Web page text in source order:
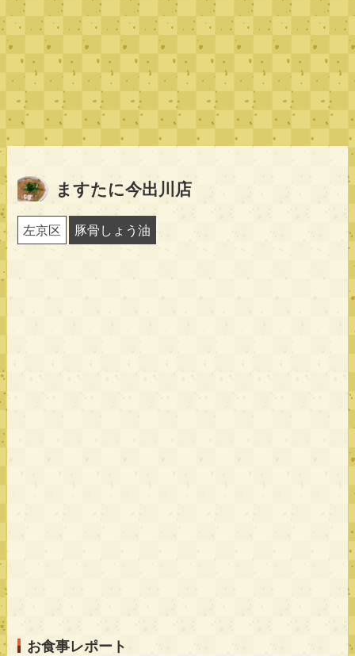
ますたに今出川店
左京区 豚骨しょう油
お食事レポート